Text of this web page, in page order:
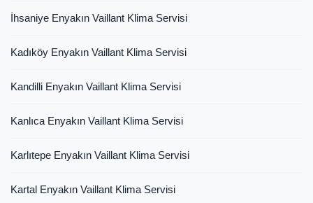
İhsaniye Enyakın Vaillant Klima Servisi
Kadıköy Enyakın Vaillant Klima Servisi
Kandilli Enyakın Vaillant Klima Servisi
Kanlıca Enyakın Vaillant Klima Servisi
Karlıtepe Enyakın Vaillant Klima Servisi
Kartal Enyakın Vaillant Klima Servisi